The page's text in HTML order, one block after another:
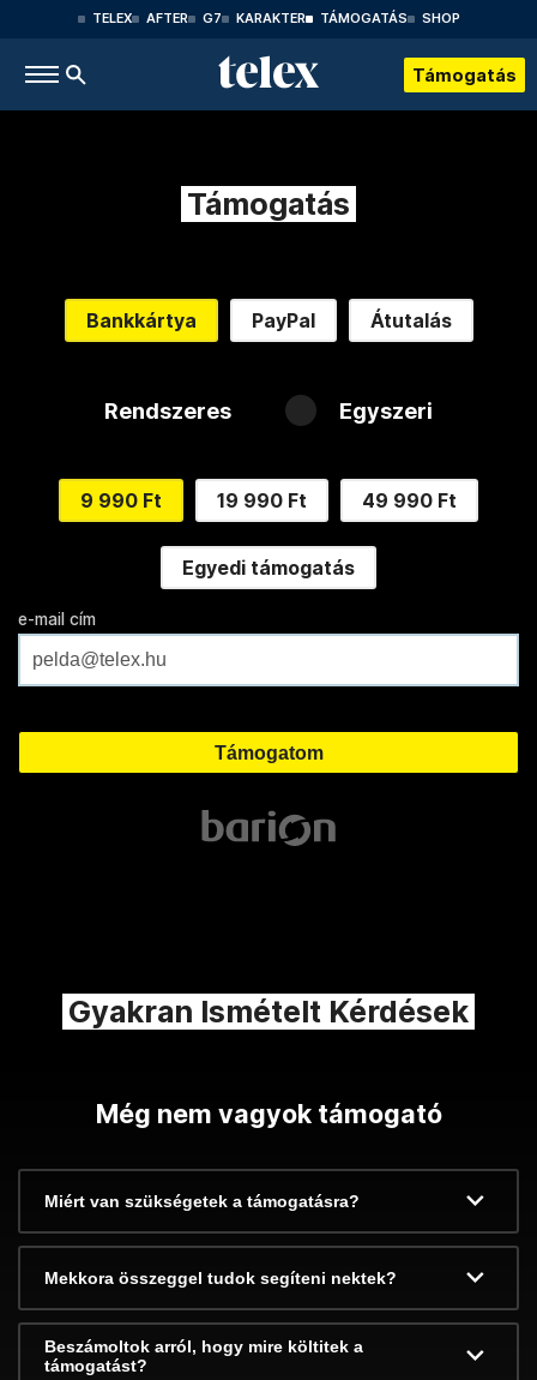
TELEX AFTER G7 KARAKTER TÁMOGATÁS SHOP
Támogatás
Támogatás
Bankkártya PayPal Átutalás
Rendszeres Egyszeri
9 990 Ft 19 990 Ft 49 990 Ft
Egyedi támogatás
e-mail cím
Gyakran Ismételt Kérdések
Még nem vagyok támogató
Miért van szükségetek a támogatásra?
Mekkora összeggel tudok segíteni nektek?
Beszámoltok arról, hogy mire költitek a
támogatást?